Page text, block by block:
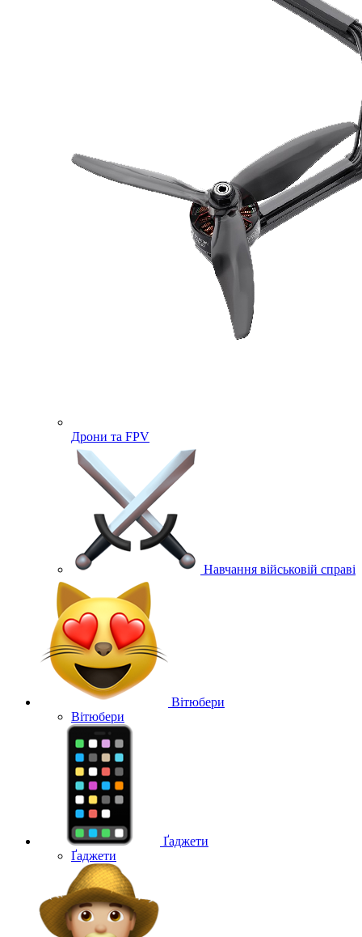
Дрони та FPV
Навчання військовій справі
Вітюбери
Вітюбери
Ґаджети
Ґаджети